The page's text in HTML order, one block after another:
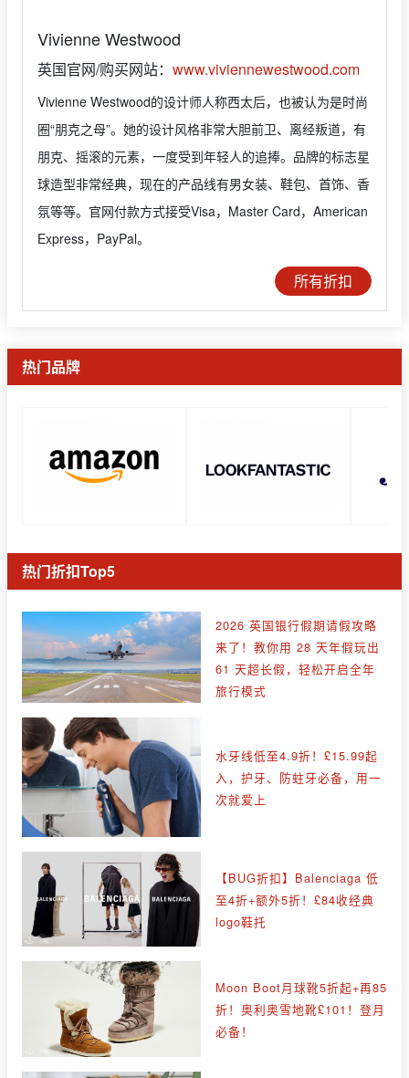
Vivienne Westwood
英国官网/购买网站： www.viviennewestwood.com
Vivienne Westwood的设计师人称西太后，也被认为是时尚
圈“朋克之母”。她的设计风格非常大胆前卫、离经叛道，有
朋克、摇滚的元素，一度受到年轻人的追捧。品牌的标志星
球造型非常经典，现在的产品线有男女装、鞋包、首饰、香
氛等等。官网付款方式接受Visa，Master Card，American
Express，PayPal。
所有折扣
热门品牌
热门折扣Top5
2026 英国银行假期请假攻略
来了！教你用 28 天年假玩出
61 天超长假，轻松开启全年
旅行模式
水牙线低至4.9折！£15.99起
入，护牙、防蛀牙必备，用一
次就爱上
【BUG折扣】Balenciaga 低
至4折+额外5折！£84收经典
logo鞋托
Moon Boot月球靴5折起+再85
折！奥利奥雪地靴£101！登月
必备！